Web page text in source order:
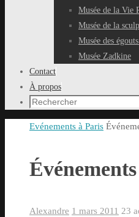
Musée de la Vie
Musée de la
Musée des
Musée Zadkine
Contact
À propos
Recherche
:
Accueil
Evénements à Paris
Alexandre 1 mars 2011 23